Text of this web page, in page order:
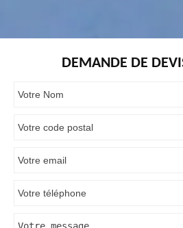
DEMANDE DE